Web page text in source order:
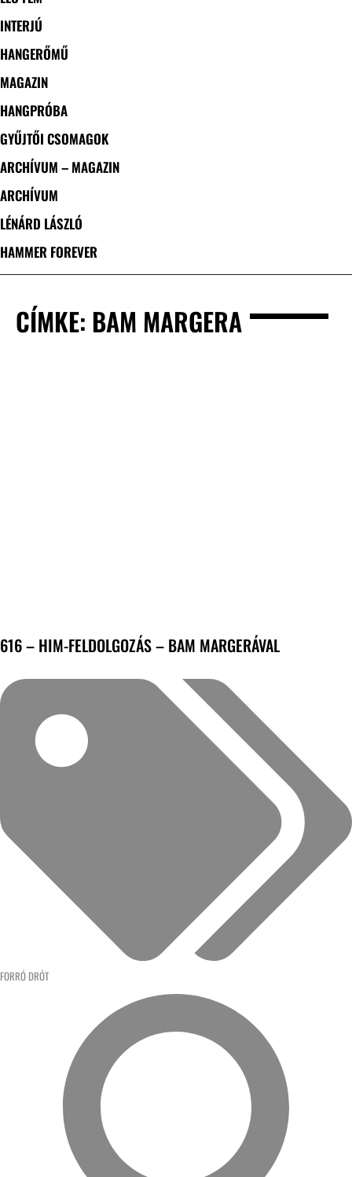
INTERJÚ
HANGERŐMŰ
MAGAZIN
HANGPRÓBA
GYŰJTŐI CSOMAGOK
ARCHÍVUM – MAGAZIN
ARCHÍVUM
LÉNÁRD LÁSZLÓ
HAMMER FOREVER
CÍMKE: BAM MARGERA
616 – HIM-FELDOLGOZÁS – BAM MARGERÁVAL
FORRÓ DRÓT